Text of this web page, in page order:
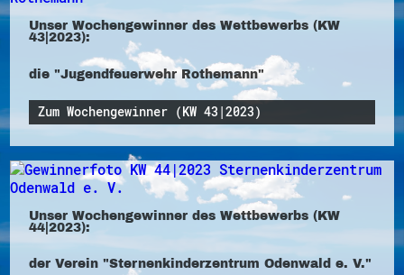
Unser Wochengewinner des Wettbewerbs (KW
43|2023):
die "Jugendfeuerwehr Rothemann"
Zum Wochengewinner (KW 43|2023)
Unser Wochengewinner des Wettbewerbs (KW
44|2023):
der Verein "Sternenkinderzentrum Odenwald e. V."